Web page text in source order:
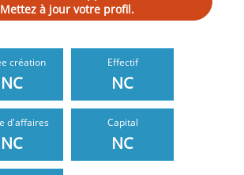
Mettez à jour votre profil.
création
NC
Effectif
NC
d'affaires
NC
Capital
NC